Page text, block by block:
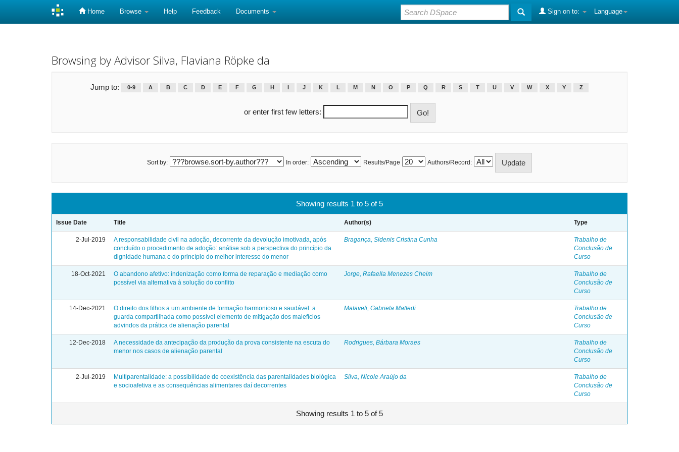
Home Browse Help Feedback Documents Language
Sign on to:
Browsing by Advisor Silva, Flaviana Röpke da
Jump to: 0-9 A B C D E F G H J K L M N O P Q R S T U V W X Y Z
or enter first few letters:
Sort by: In order: Results/Page Authors/Record:
Showing results 1 to 5 of 5
Issue Date Title Author(s) Type
2-Jul-2019
A responsabilidade civil na adoção, decorrente da devolução imotivada, após
concluído o procedimento de adoção: análise sob a perspectiva do princípio da
dignidade humana e do princípio do melhor interesse do menor
Bragança, Sidenis Cristina Cunha
Trabalho de
Conclusão de
Curso
18-Oct-2021
O abandono afetivo: indenização como forma de reparação e mediação como
possível via alternativa à solução do conflito
Jorge, Rafaella Menezes Cheim
Trabalho de
Conclusão de
Curso
14-Dec-2021
O direito dos filhos a um ambiente de formação harmonioso e saudável: a
guarda compartilhada como possível elemento de mitigação dos malefícios
advindos da prática de alienação parental
Mataveli, Gabriela Mattedi
Trabalho de
Conclusão de
Curso
12-Dec-2018
A necessidade da antecipação da produção da prova consistente na escuta do
menor nos casos de alienação parental
Rodrigues, Bárbara Moraes
Trabalho de
Conclusão de
Curso
2-Jul-2019
Multiparentalidade: a possibilidade de coexistência das parentalidades biológica
e socioafetiva e as consequências alimentares daí decorrentes
Silva, Nicole Araújo da
Trabalho de
Conclusão de
Curso
Showing results 1 to 5 of 5